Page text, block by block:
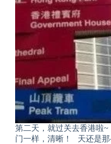
第二天，就过关去香港啦
门一样，清晰！ 天还是